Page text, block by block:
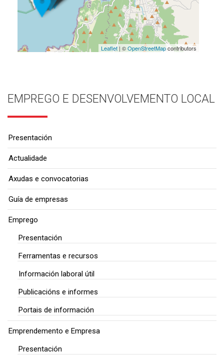
Leaflet| ©OpenStreetMapcontributors
EMPREGO E DESENVOLVEMENTO LOCAL
Presentación
Actualidade
Axudas e convocatorias
Guía de empresas
Emprego
Presentación
Ferramentas e recursos
Información laboral útil
Publicacións e informes
Portais de información
Emprendemento e Empresa
Presentación